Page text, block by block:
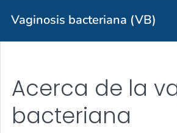
Vaginosis bacteriana (VB)
Vaginosis Bacteriana (VB)
Acerca de la
bacteriana